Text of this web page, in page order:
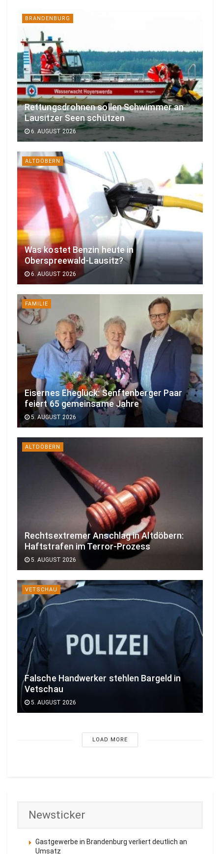
BRANDENBURG
Rettungsdrohnen sollen Schwimmer an
Lausitzer Seen schützen
6. AUGUST 2026
ALTDÖBERN
Was kostet Benzin heute in
Oberspreewald-Lausitz?
6. AUGUST 2026
FAMILIE
Eisernes Eheglück: Senftenberger Paar
feiert 65 gemeinsame Jahre
5. AUGUST 2026
ALTDÖBERN
Rechtsextremer Anschlag in Altdöbern:
Haftstrafen im Terror-Prozess
5. AUGUST 2026
VETSCHAU
Falsche Handwerker stehlen Bargeld in
Vetschau
5. AUGUST 2026
LOAD MORE
Newsticker
Gastgewerbe in Brandenburg verliert deutlich an
Umsatz